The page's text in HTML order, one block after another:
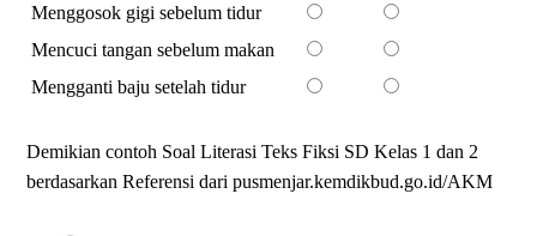
Menggosok gigi sebelum tidur
Mencuci tangan sebelum makan
Mengganti baju setelah tidur
Demikian contoh Soal Literasi Teks Fiksi SD Kelas 1 dan 2
berdasarkan Referensi dari pusmenjar.kemdikbud.go.id/AKM